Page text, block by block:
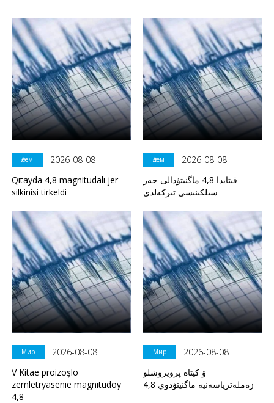
Әлем
2026-08-08
Qıtayda 4,8 magnitudalı jer
silkinisi tirkeldi
Әлем
2026-08-08
قىتايدا 4,8 ماگنيتۋدالى جەر
سىلكىنىسى تىركەلدى
Мир
2026-08-08
V Kitae proizoşlo
zemletryasenie magnitudoy
4,8
Мир
2026-08-08
ۆ كيتاە پرويزوشلو
زەملەترياسەنيە ماگنيتۋدوي 4,8